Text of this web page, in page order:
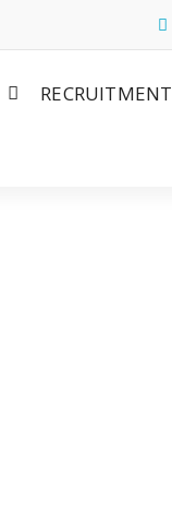
RECRUITMENT